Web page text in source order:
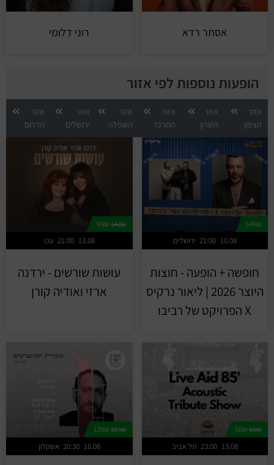
אסתר רדא רוני דלומי
הופעות נוספות לפי אזור
אזור
הצפון
אזור
השרון
אזור
המרכז
אזור
השפלה
אזור
ירושלים
אזור
הדרום
549₪
ירושלים 21:00 10.08
חופשה + הופעה - חוצות
היוצר 2026 | ליאור נרקיס
X הפרויקט של רביבו
140₪
99₪
עכו 21:00 13.08
עושות שורשים - ירדנה
ארזי ואודיה קורן
65₪
תל אביב 23:00 13.08
169₪
139₪
אשקלון 20:30 16.08